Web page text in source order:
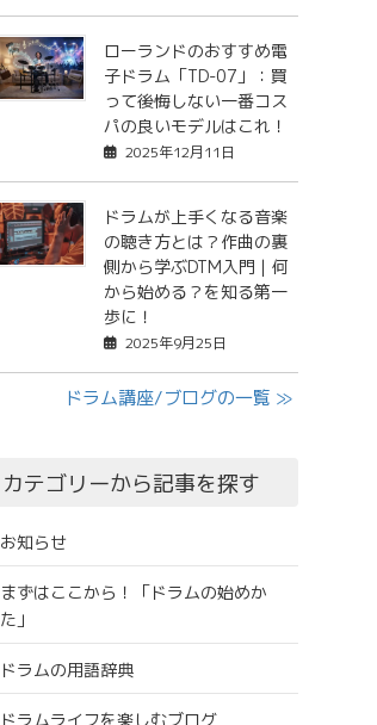
ローランドのおすすめ電
子ドラム「TD-07」：買
って後悔しない一番コス
パの良いモデルはこれ！
2025年12月11日
ドラムが上手くなる音楽
の聴き方とは？作曲の裏
側から学ぶDTM入門｜何
から始める？を知る第一
歩に！
2025年9月25日
ドラム講座/ブログの一覧 ≫
カテゴリーから記事を探す
お知らせ
まずはここから！「ドラムの始めか
た」
ドラムの用語辞典
ドラムライフを楽しむブログ